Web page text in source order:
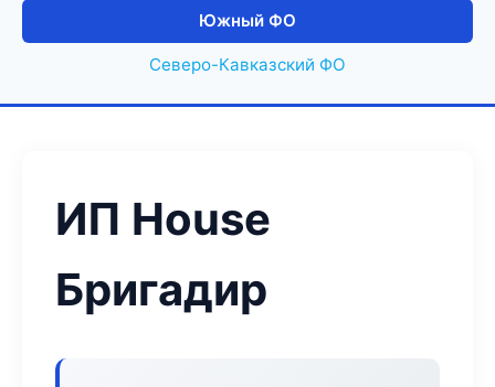
Южный ФО
Северо-Кавказский ФО
ИП House
Бригадир